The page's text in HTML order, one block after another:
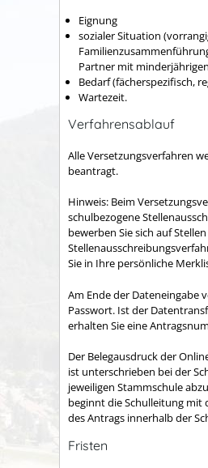
Eignung
sozialer Situation
Partner mit
Bedarf (fächerspezifisch,
Wartezeit.
Verfahrensablauf
Alle Versetzungsverfahren
beantragt.
Hinweis: Beim
schulbezogene
bewerben Sie sich auf
Sie in Ihre persönliche
Am Ende der Dateneingabe
Passwort. Ist der
erhalten Sie eine
Der Belegausdruck der
ist unterschrieben bei der
jeweiligen Stammschule
beginnt die Schulleitung mit
des Antrags innerhalb der
Fristen